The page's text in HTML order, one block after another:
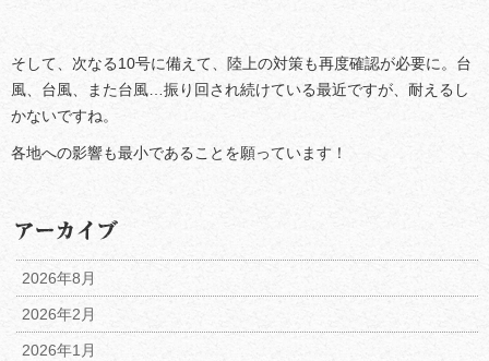
そして、次なる10号に備えて、陸上の対策も再度確認が必要に。台
風、台風、また台風…振り回され続けている最近ですが、耐えるし
かないですね。
各地への影響も最小であることを願っています！
2026年8月
2026年2月
2026年1月